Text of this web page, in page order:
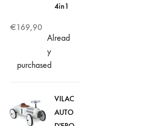
4in1
€169,90
Alread
y
purchased
VILAC
AUTO